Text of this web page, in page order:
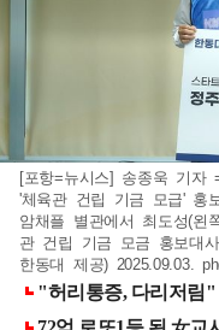
[포항=뉴시스] 송종욱 기자
'체육관 건립 기금 모급' 홍
암채플 별관에서 최도성(왼
관 건립 기금 모금 홍보대
한동대 제공) 2025.09.03.